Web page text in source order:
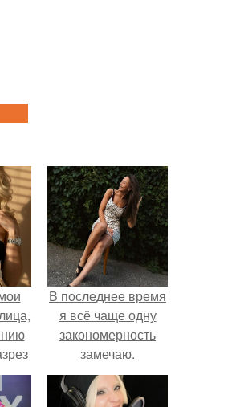
В последнее время
я всё чаще одну
закономерность
замечаю.